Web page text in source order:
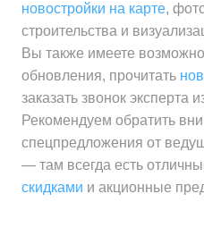
новостройки на карте,
строительства и
Вы также имеете
обновления, прочитать
заказать звонок эксперта
Рекомендуем обратить
спецпредложения от
— там всегда есть
скидками и акционные